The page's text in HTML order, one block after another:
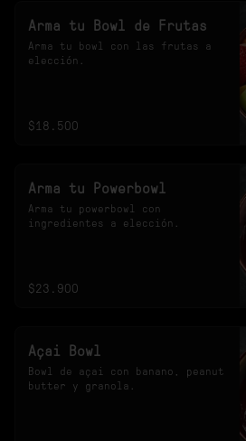
Arma tu Bowl de Frutas
Arma tu bowl con las frutas a
elección.
$18.500
Arma tu Powerbowl
Arma tu powerbowl con
ingredientes a elección.
$23.900
Açai Bowl
Bowl de açai con banano, peanut
butter y granola.